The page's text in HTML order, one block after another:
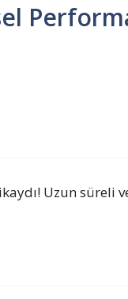
Uzun süreli